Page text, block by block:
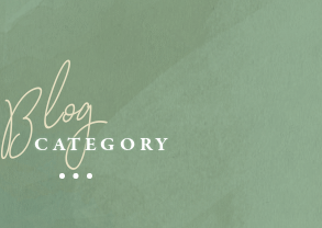
Blog
CATEGORY